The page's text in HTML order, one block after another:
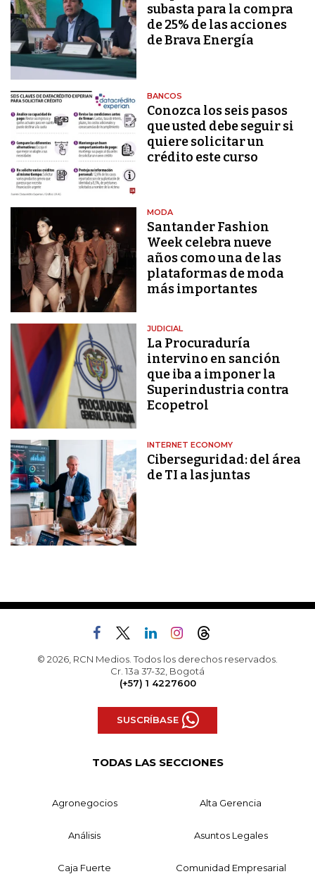
subasta para la compra
de 25% de las acciones
de Brava Energía
BANCOS
Conozca los seis pasos
que usted debe seguir si
quiere solicitar un
crédito este curso
MODA
Santander Fashion
Week celebra nueve
años como una de las
plataformas de moda
más importantes
JUDICIAL
La Procuraduría
intervino en sanción
que iba a imponer la
Superindustria contra
Ecopetrol
INTERNET ECONOMY
Ciberseguridad: del área
de TI a las juntas
© 2026, RCN Medios. Todos los derechos reservados.
Cr. 13a 37-32, Bogotá
(+57) 1 4227600
SUSCRÍBASE
TODAS LAS SECCIONES
Agronegocios Alta Gerencia
Análisis Asuntos Legales
Caja Fuerte Comunidad Empresarial